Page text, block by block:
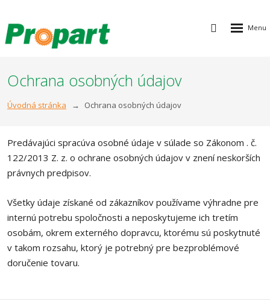
Vyhledávání
Rozbalení
Ochrana osobných údajov
Úvodná stránka Ochrana osobných údajov
Predávajúci spracúva osobné údaje v súlade so Zákonom . č.
122/2013 Z. z. o ochrane osobných údajov v znení neskorších
právnych predpisov.
Všetky údaje získané od zákazníkov používame výhradne pre
internú potrebu spoločnosti a neposkytujeme ich tretím
osobám, okrem externého dopravcu, ktorému sú poskytnuté
v takom rozsahu, ktorý je potrebný pre bezproblémové
doručenie tovaru.